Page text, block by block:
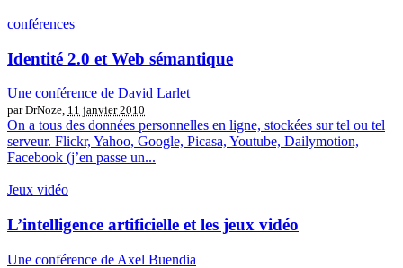
conférences
Identité 2.0 et Web sémantique
Une conférence de David Larlet
par DrNoze, 11 janvier 2010
On a tous des données personnelles en ligne, stockées sur tel ou tel
serveur. Flickr, Yahoo, Google, Picasa, Youtube, Dailymotion,
Facebook (j’en passe un...
Jeux vidéo
L’intelligence artificielle et les jeux vidéo
Une conférence de Axel Buendia